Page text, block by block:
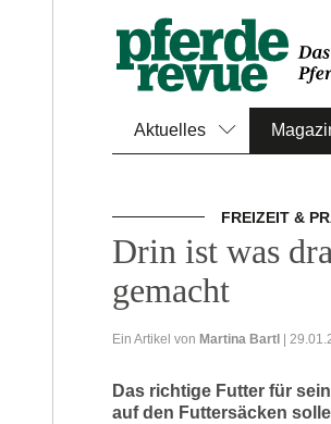
Aktuelles
FREIZEIT &
Drin ist was
gemacht
Ein Artikel von Martina Bartl |
Das richtige Futter für
auf den Futtersäcken